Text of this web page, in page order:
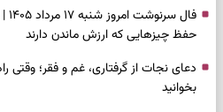
حفظ چیزهایی که ارزش ماندن دارند
دعای نجات از گرفتاری، غم و فقر؛ وقتی
بخوانید